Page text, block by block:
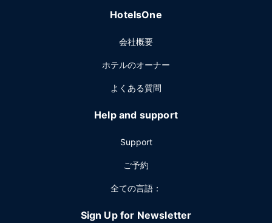
HotelsOne
会社概要
ホテルのオーナー
よくある質問
Help and support
Support
ご予約
全ての言語：
Sign Up for Newsletter